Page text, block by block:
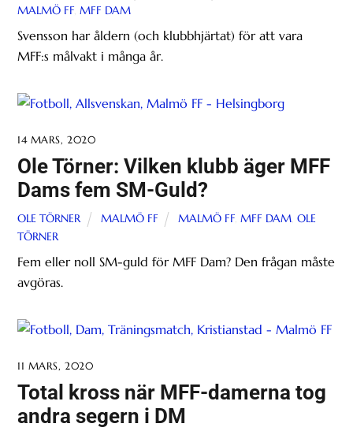
MALMÖ FF,MFF DAM
Svensson har åldern (och klubbhjärtat) för att vara
MFF:s målvakt i många år.
14 MARS, 2020
Ole Törner: Vilken klubb äger MFF
Dams fem SM-Guld?
OLE TÖRNER MALMÖ FF MALMÖ FF,MFF DAM,OLE
TÖRNER
Fem eller noll SM-guld för MFF Dam? Den frågan måste
avgöras.
11 MARS, 2020
Total kross när MFF-damerna tog
andra segern i DM